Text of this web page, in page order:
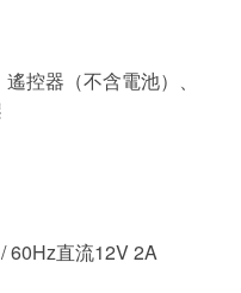
控器（不含電池）、
60Hz直流12V 2A